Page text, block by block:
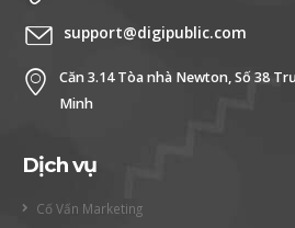
support@digipublic.com
Căn 3.14 Tòa nhà Newton, Số 38
Minh
Dịch vụ
Cố Vấn Marketing